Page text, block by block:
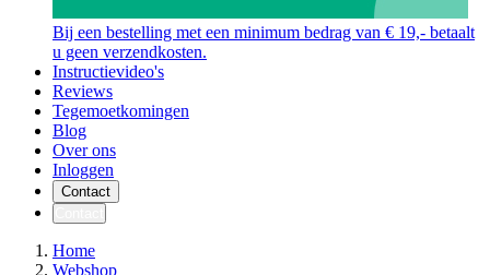
Bij een bestelling met een minimum bedrag van € 19,- betaalt
u geen verzendkosten.
Instructievideo's
Reviews
Tegemoetkomingen
Blog
Over ons
Inloggen
Contact
Home
Webshop